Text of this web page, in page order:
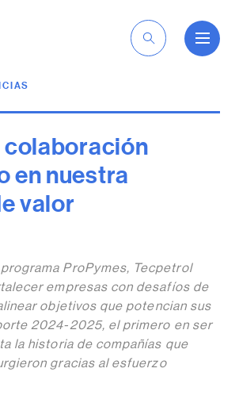
colaboración
en nuestra
valor
ProPymes, Tecpetrol
empresas con desafíos de
objetivos que potencian sus
2024-2025, el primero en ser
la historia de compañías que
gracias al esfuerzo